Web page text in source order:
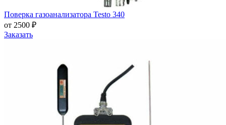
Поверка газоанализатора Testo 340
от 2500 ₽
Заказать